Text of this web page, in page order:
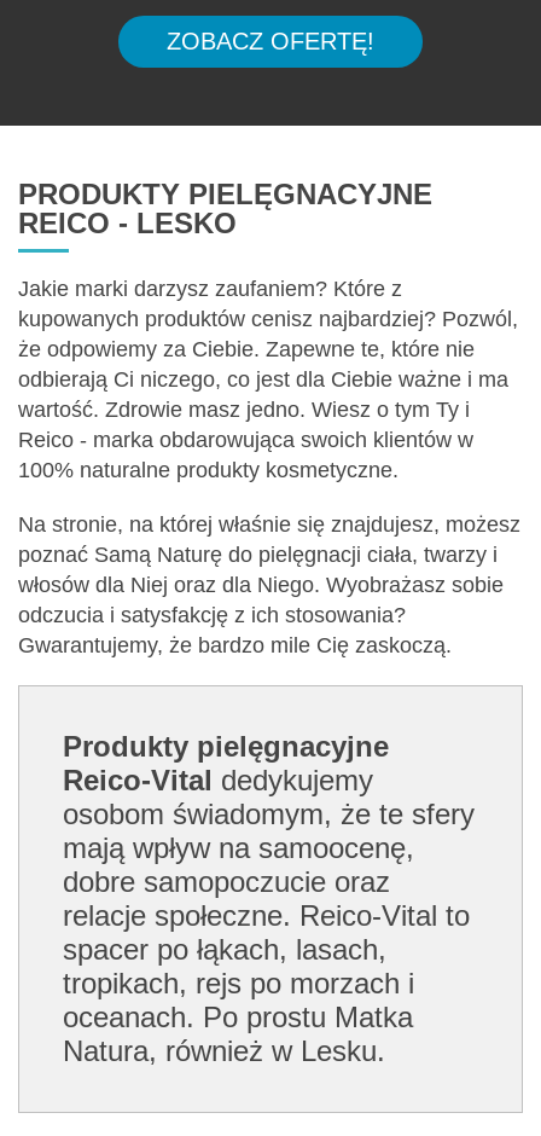
ZOBACZ OFERTĘ!
PRODUKTY PIELĘGNACYJNE
REICO - LESKO
Jakie marki darzysz zaufaniem? Które z
kupowanych produktów cenisz najbardziej? Pozwól,
że odpowiemy za Ciebie. Zapewne te, które nie
odbierają Ci niczego, co jest dla Ciebie ważne i ma
wartość. Zdrowie masz jedno. Wiesz o tym Ty i
Reico - marka obdarowująca swoich klientów w
100% naturalne produkty kosmetyczne.
Na stronie, na której właśnie się znajdujesz, możesz
poznać Samą Naturę do pielęgnacji ciała, twarzy i
włosów dla Niej oraz dla Niego. Wyobrażasz sobie
odczucia i satysfakcję z ich stosowania?
Gwarantujemy, że bardzo mile Cię zaskoczą.
Produkty pielęgnacyjne
Reico-Vital dedykujemy
osobom świadomym, że te sfery
mają wpływ na samoocenę,
dobre samopoczucie oraz
relacje społeczne. Reico-Vital to
spacer po łąkach, lasach,
tropikach, rejs po morzach i
oceanach. Po prostu Matka
Natura, również w Lesku.